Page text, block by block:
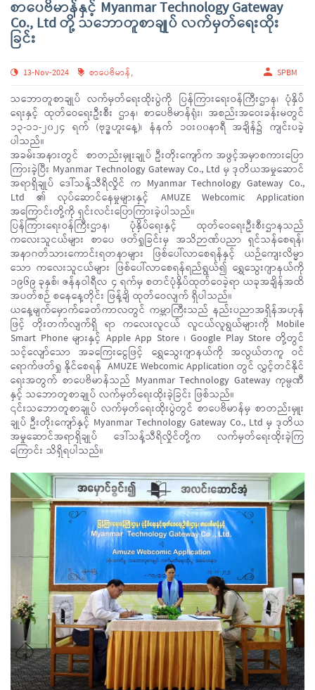
စာပေဗိမာန်နှင့် Myanmar Technology Gateway
Co., Ltd တို့ သဘောတူစာချုပ် လက်မှတ်ရေးထိုး
ခြင်း
13-Nov-2024 စာပေဗိမာန်, SPBM
သဘောတူစာချုပ် လက်မှတ်ရေးထိုးပွဲကို ပြန်ကြားရေးဝန်ကြီးဌာန၊ ပုံနှိပ်
ရေးနှင့် ထုတ်ဝေရေးဦးစီး ဌာန၊ စာပေဗိမာန်ရုံး၊ အစည်းအဝေးခန်းမတွင်
၁၃-၁၁-၂၀၂၄ ရက် (ဗုဒ္ဓဟူးနေ့)၊ နံနက် ၁ဝး၀၀နာရီ အချိန်၌ ကျင်းပခဲ့
ပါသည်။
အခမ်းအနားတွင် စာတည်းမှူးချုပ် ဦးတိုးကျော်က အဖွင့်အမှာစကားပြော
ကြားခဲ့ပြီး Myanmar Technology Gateway Co., Ltd မှ ဒုတိယအမှုဆောင်
အရာရှိချုပ် ဒေါ်သန့်သီရိလှိုင် က Myanmar Technology Gateway Co.,
Ltd ၏ လုပ်ဆောင်နေမှုများနှင့် AMUZE Webcomic Application
အကြောင်းတို့ကို ရှင်းလင်းပြောကြားခဲ့ပါသည်။
ပြန်ကြားရေးဝန်ကြီးဌာန၊ ပုံနှိပ်ရေးနှင့် ထုတ်ဝေရေးဦးစီးဌာနသည်
ကလေးသူငယ်များ စာပေ ဖတ်ရှုခြင်းမှ အသိဉာဏ်ပညာ ရှင်သန်စေရန်၊
အနာဂတ်သားကောင်းရတနာများ ဖြစ်ပေါ်လာစေရန်နှင့် ယဉ်ကျေးလိမ္မာ
သော ကလေးသူငယ်များ ဖြစ်ပေါ်လာစေရန်ရည်ရွယ်၍ ရွှေသွေးဂျာနယ်ကို
၁၉၆၉ ခုနှစ်၊ ဇန်နဝါရီလ ၄ ရက်မှ စတင်ပုံနှိပ်ထုတ်ဝေခဲ့ရာ ယခုအချိန်အထိ
အပတ်စဉ် စနေနေ့တိုင်း ဖြန့်ချိ ထုတ်ဝေလျက် ရှိပါသည်။
ယနေ့မျက်မှောက်ခေတ်ကာလတွင် ကမ္ဘာကြီးသည် နည်းပညာအရှိန်အဟုန်
ဖြင့် တိုးတက်လျက်ရှိ ရာ ကလေးလူငယ် လူငယ်လူရွယ်များကို Mobile
Smart Phone များနှင့် Apple App Store ၊ Google Play Store တို့တွင်
သင့်လျော်သော အခကြေးငွေဖြင့် ရွှေသွေးဂျာနယ်ကို အလွယ်တကူ ဝင်
ရောက်ဖတ်ရှု နိုင်စေရန် AMUZE Webcomic Application တွင် လွှင့်တင်နိုင်
ရေးအတွက် စာပေဗိမာန်သည် Myanmar Technology Gateway ကုမ္ပဏီ
နှင့် သဘောတူစာချုပ် လက်မှတ်ရေးထိုးခဲ့ခြင်း ဖြစ်သည်။
၎င်းသဘောတူစာချုပ် လက်မှတ်ရေးထိုးပွဲတွင် စာပေဗိမာန်မှ စာတည်းမှူး
ချုပ် ဦးတိုးကျော်နှင့် Myanmar Technology Gateway Co., Ltd မှ ဒုတိယ
အမှုဆောင်အရာရှိချုပ် ဒေါ်သန့်သီရိလှိုင်တို့က လက်မှတ်ရေးထိုးခဲ့ကြ
ကြောင်း သိရှိရပါသည်။